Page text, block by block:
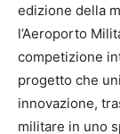
edizione della
l’Aeroporto
competizione
progetto che
innovazione,
militare in uno